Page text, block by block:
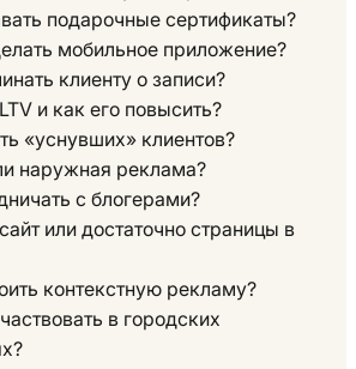
подарочные сертификаты?
мобильное приложение?
клиенту о записи?
и как его повысить?
«уснувших» клиентов?
наружная реклама?
с блогерами?
или достаточно страницы в
контекстную рекламу?
в городских